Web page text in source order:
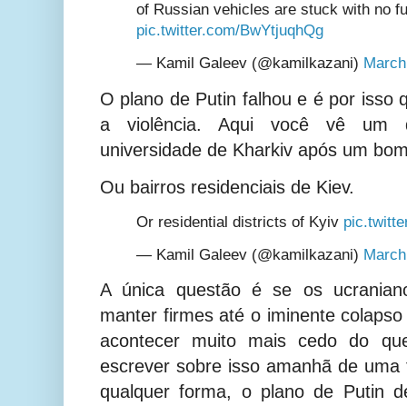
of Russian vehicles are stuck with no
pic.twitter.com/BwYtjuqhQg
— Kamil Galeev (@kamilkazani)
O plano de Putin falhou e é por isso
a violência. Aqui você vê um
universidade de Kharkiv após um
Ou bairros residenciais de Kiev.
Or residential districts of Kyiv
— Kamil Galeev (@kamilkazani)
A única questão é se os
manter firmes até o iminente
acontecer muito mais cedo do
escrever sobre isso amanhã de
qualquer forma, o plano de Putin